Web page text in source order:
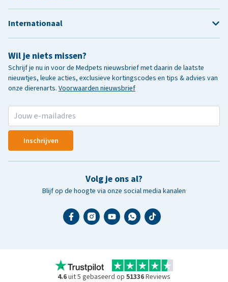
Wil je niets missen?
Schrijf je nu in voor de Medpets nieuwsbrief met daarin de laatste
nieuwtjes, leuke acties, exclusieve kortingscodes en tips & advies van
onze dierenarts. Voorwaarden nieuwsbrief
Inschrijven
Volg je ons al?
Blijf op de hoogte via onze social media kanalen
Internationaal
4.6uit 5 gebaseerd op 51336Reviews